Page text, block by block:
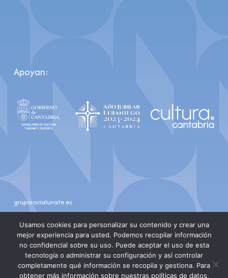
Apoyan:
gruposocialunate.es
youtubeinstagram
Usamos cookies para personalizar su contenido y crear una
mejor experiencia para usted. Podemos recopilar información
no confidencial sobre su uso. Puede aceptar el uso de esta
tecnología o administrar su configuración y así controlar
completamente qué información se recopila y gestiona. Para
obtener más información sobre nuestras políticas de datos,